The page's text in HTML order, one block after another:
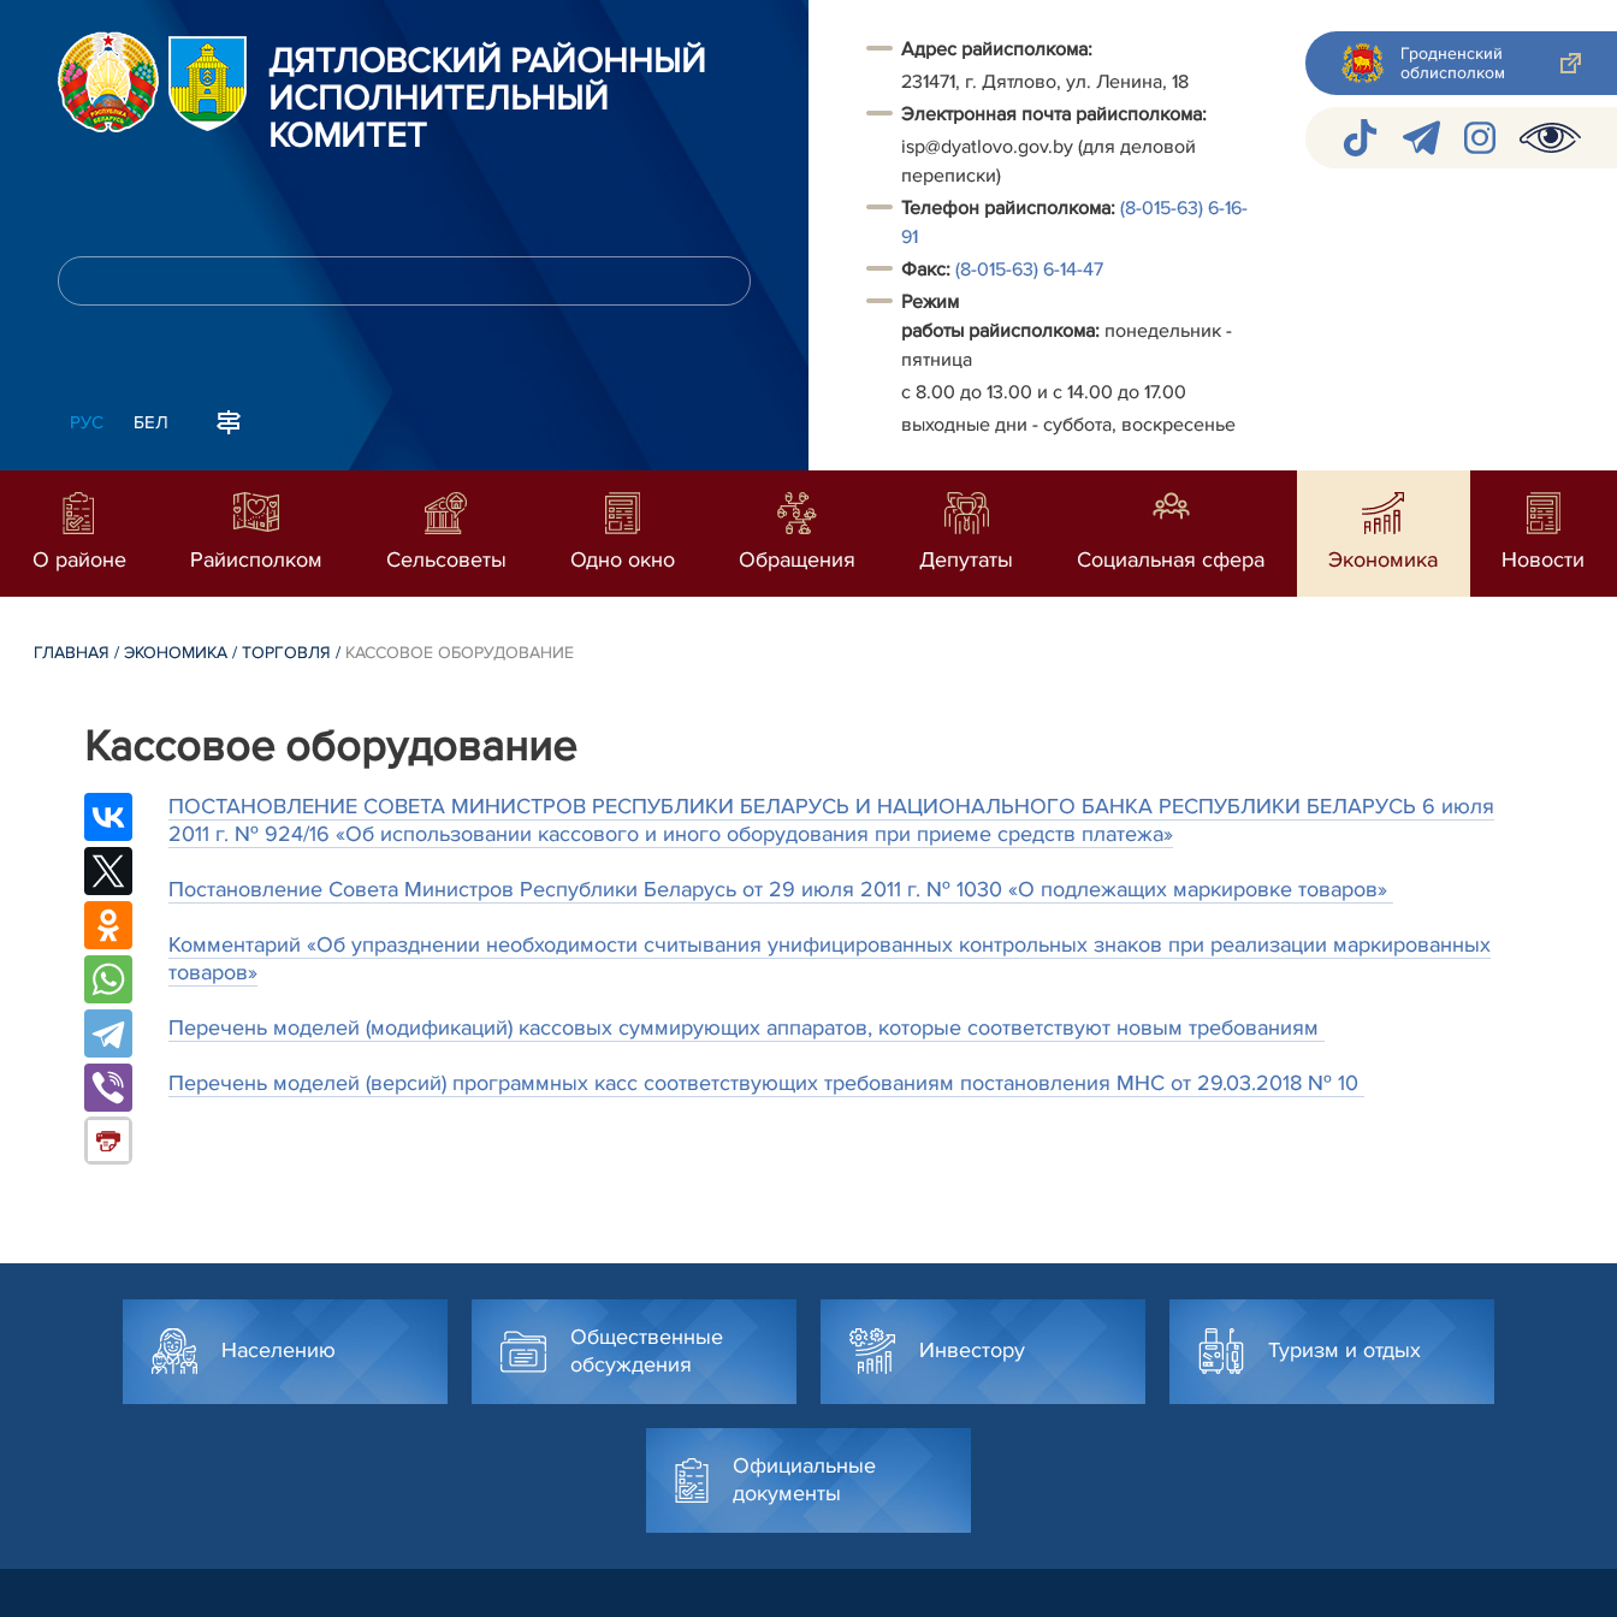
ДЯТЛОВСКИЙ РАЙОННЫЙ
ИСПОЛНИТЕЛЬНЫЙ
КОМИТЕТ
РУС БЕЛ
Адрес райисполкома:
231471, г. Дятлово, ул. Ленина, 18
Электронная почта райисполкома:
isp@dyatlovo.gov.by (для деловой
переписки)
Телефон райисполкома: (8-015-63) 6-16-
91
Факс: (8-015-63) 6-14-47
Режим
работы райисполкома: понедельник -
пятница
с 8.00 до 13.00 и с 14.00 до 17.00
выходные дни - суббота, воскресенье
Гродненский
облисполком
О районе Райисполком Сельсоветы Одно окно Обращения Депутаты Социальная сфера Экономика Новости
ГЛАВНАЯ /ЭКОНОМИКА /ТОРГОВЛЯ / КАССОВОЕ ОБОРУДОВАНИЕ
Кассовое оборудование
ПОСТАНОВЛЕНИЕ СОВЕТА МИНИСТРОВ РЕСПУБЛИКИ БЕЛАРУСЬ И НАЦИОНАЛЬНОГО БАНКА РЕСПУБЛИКИ БЕЛАРУСЬ 6 июля
2011 г. № 924/16 «Об использовании кассового и иного оборудования при приеме средств платежа»
Постановление Совета Министров Республики Беларусь от 29 июля 2011 г. № 1030 «О подлежащих маркировке товаров»
Комментарий «Об упразднении необходимости считывания унифицированных контрольных знаков при реализации маркированных
товаров»
Перечень моделей (модификаций) кассовых суммирующих аппаратов, которые соответствуют новым требованиям
Перечень моделей (версий) программных касс соответствующих требованиям постановления МНС от 29.03.2018 № 10
Населению
Общественные
обсуждения
Инвестору Туризм и отдых
Официальные
документы